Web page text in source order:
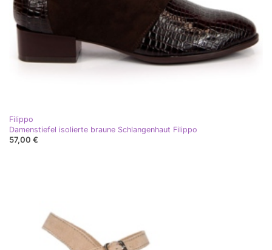
Filippo
Damenstiefel isolierte braune Schlangenhaut Filippo
57,00 €